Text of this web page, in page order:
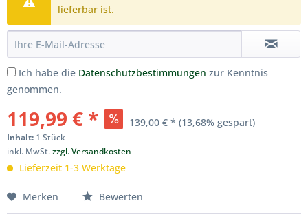
lieferbar ist.
Ich habe die Datenschutzbestimmungen zur Kenntnis
genommen.
119,99 € * 139,00 € * (13,68% gespart)
Inhalt: 1 Stück
inkl. MwSt.zzgl. Versandkosten
Lieferzeit 1-3 Werktage
Merken Bewerten